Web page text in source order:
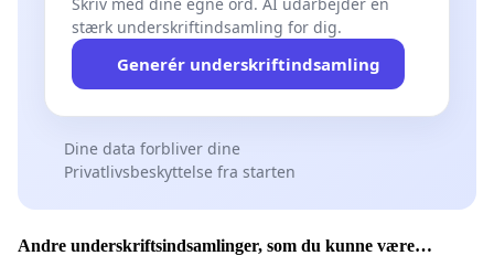
stærk underskriftindsamling for dig.
Generér underskriftindsamling
Dine data forbliver dine
Privatlivsbeskyttelse fra starten
Andre underskriftsindsamlinger, som du kunne være